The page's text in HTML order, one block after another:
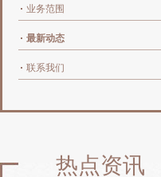
业务范围
最新动态
联系我们
热点资讯